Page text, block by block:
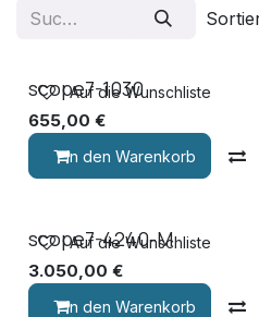
scope7-1030
655,00 €
In den Warenkorb
Auf die Wunschliste
scope7-4240-M
3.050,00 €
In den Warenkorb
Auf die Wunschliste